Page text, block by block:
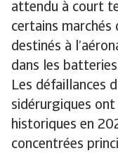
attendu à court
certains marchés
destinés à
dans les
Les défaillances
sidérurgiques ont
historiques en
concentrées